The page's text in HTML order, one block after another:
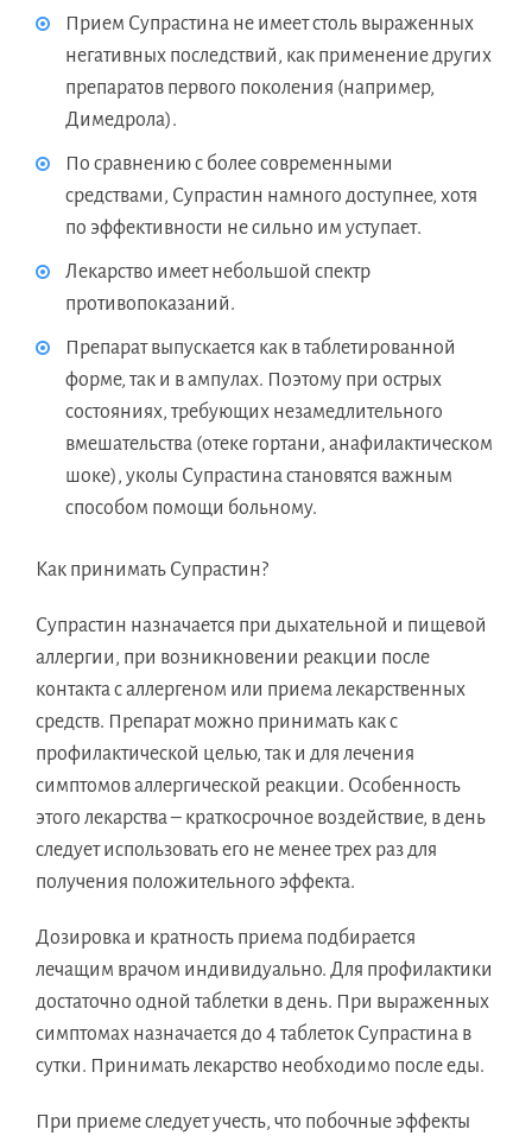
Прием Супрастина не имеет столь выраженных
негативных последствий, как применение других
препаратов первого поколения (например,
Димедрола).
По сравнению с более современными
средствами, Супрастин намного доступнее, хотя
по эффективности не сильно им уступает.
Лекарство имеет небольшой спектр
противопоказаний.
Препарат выпускается как в таблетированной
форме, так и в ампулах. Поэтому при острых
состояниях, требующих незамедлительного
вмешательства (отеке гортани, анафилактическом
шоке), уколы Супрастина становятся важным
способом помощи больному.
Как принимать Супрастин?
Супрастин назначается при дыхательной и пищевой
аллергии, при возникновении реакции после
контакта с аллергеном или приема лекарственных
средств. Препарат можно принимать как с
профилактической целью, так и для лечения
симптомов аллергической реакции. Особенность
этого лекарства – краткосрочное воздействие, в день
следует использовать его не менее трех раз для
получения положительного эффекта.
Дозировка и кратность приема подбирается
лечащим врачом индивидуально. Для профилактики
достаточно одной таблетки в день. При выраженных
симптомах назначается до 4 таблеток Супрастина в
сутки. Принимать лекарство необходимо после еды.
При приеме следует учесть, что побочные эффекты